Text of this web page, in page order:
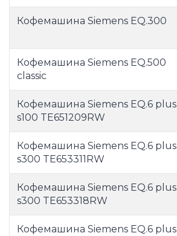
Кофемашина Siemens EQ.300
Кофемашина Siemens EQ.500
classic
Кофемашина Siemens EQ.6 plus
s100 TE651209RW
Кофемашина Siemens EQ.6 plus
s300 TE653311RW
Кофемашина Siemens EQ.6 plus
s300 TE653318RW
Кофемашина Siemens EQ.6 plus